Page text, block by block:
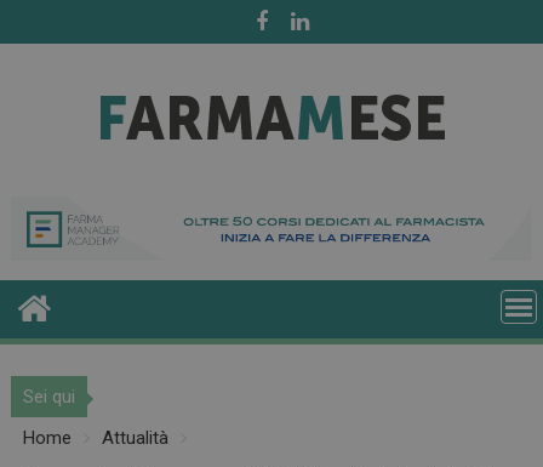
to
Sei qui
Home
Attualità